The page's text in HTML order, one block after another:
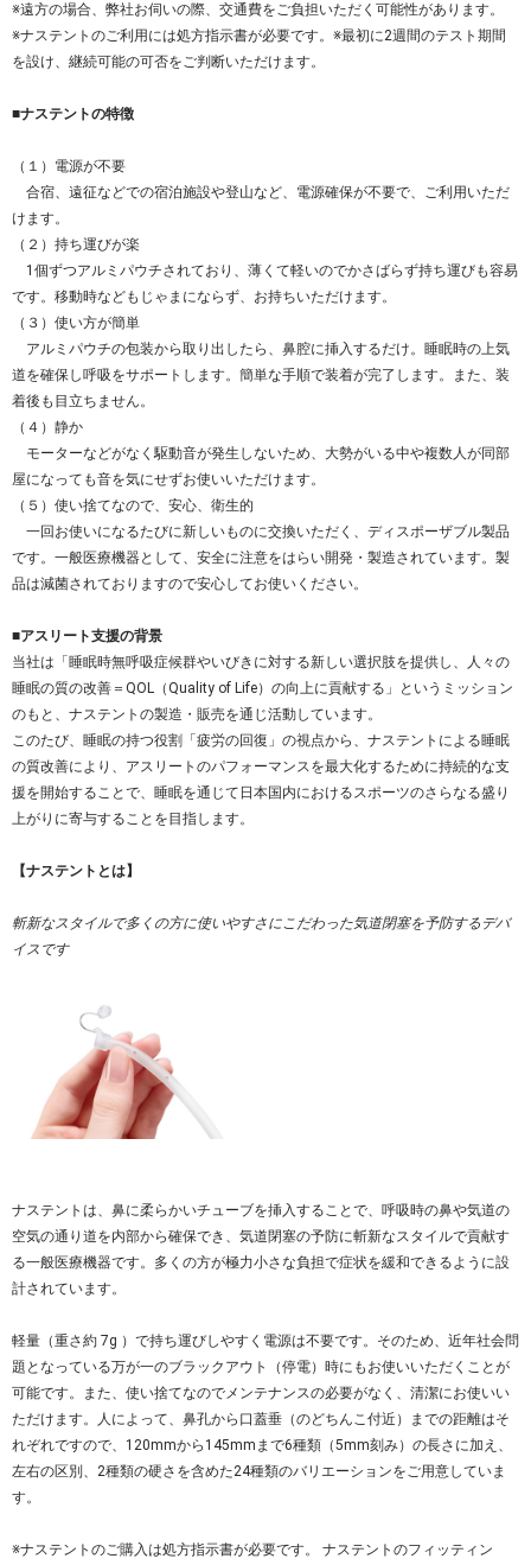
※遠方の場合、弊社お伺いの際、交通費をご負担いただく可能性があります。
※ナステントのご利用には処方指示書が必要です。※最初に2週間のテスト期間
を設け、継続可能の可否をご判断いただけます。
■ナステントの特徴
（１）電源が不要
合宿、遠征などでの宿泊施設や登山など、電源確保が不要で、ご利用いただ
けます。
（２）持ち運びが楽
1個ずつアルミパウチされており、薄くて軽いのでかさばらず持ち運びも容易
です。移動時などもじゃまにならず、お持ちいただけます。
（３）使い方が簡単
アルミパウチの包装から取り出したら、鼻腔に挿入するだけ。睡眠時の上気
道を確保し呼吸をサポートします。簡単な手順で装着が完了します。また、装
着後も目立ちません。
（４）静か
モーターなどがなく駆動音が発生しないため、大勢がいる中や複数人が同部
屋になっても音を気にせずお使いいただけます。
（５）使い捨てなので、安心、衛生的
一回お使いになるたびに新しいものに交換いただく、ディスポーザブル製品
です。一般医療機器として、安全に注意をはらい開発・製造されています。製
品は減菌されておりますので安心してお使いください。
■アスリート支援の背景
当社は「睡眠時無呼吸症候群やいびきに対する新しい選択肢を提供し、人々の
睡眠の質の改善＝QOL（Quality of Life）の向上に貢献する」というミッション
のもと、ナステントの製造・販売を通じ活動しています。
このたび、睡眠の持つ役割「疲労の回復」の視点から、ナステントによる睡眠
の質改善により、アスリートのパフォーマンスを最大化するために持続的な支
援を開始することで、睡眠を通じて日本国内におけるスポーツのさらなる盛り
上がりに寄与することを目指します。
【ナステントとは】
斬新なスタイルで多くの方に使いやすさにこだわった気道閉塞を予防するデバ
イスです
ナステントは、鼻に柔らかいチューブを挿入することで、呼吸時の鼻や気道の
空気の通り道を内部から確保でき、気道閉塞の予防に斬新なスタイルで貢献す
る一般医療機器です。多くの方が極力小さな負担で症状を緩和できるように設
計されています。
軽量（重さ約 7g ）で持ち運びしやすく電源は不要です。そのため、近年社会問
題となっている万が一のブラックアウト（停電）時にもお使いいただくことが
可能です。また、使い捨てなのでメンテナンスの必要がなく、清潔にお使いい
ただけます。人によって、鼻孔から口蓋垂（のどちんこ付近）までの距離はそ
れぞれですので、120mmから145mmまで6種類（5mm刻み）の長さに加え、
左右の区別、2種類の硬さを含めた24種類のバリエーションをご用意していま
す。
※ナステントのご購入は処方指示書が必要です。 ナステントのフィッティン